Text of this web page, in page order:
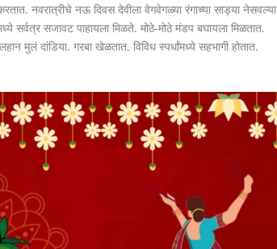
नवरात्रीचे नऊ दिवस देवीला वेगवेगळ्या रंगाच्या साड्या नेसवल्या
सर्वत्र सजावट पाहायला मिळते. मोठे-मोठे मंडप बघायला मिळतात.
दांडिया. गरबा खेळतात. विविध स्पर्धांमध्ये सहभागी होतात.